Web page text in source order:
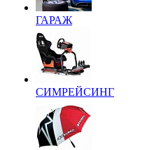
ГАРАЖ
СИМРЕЙСИНГ